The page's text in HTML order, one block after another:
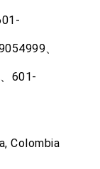
文指出：自由
繁榮
誌》50週年慶
幕式，期許數
」記者會 說
主夥伴共同引
、
601-
Colombia